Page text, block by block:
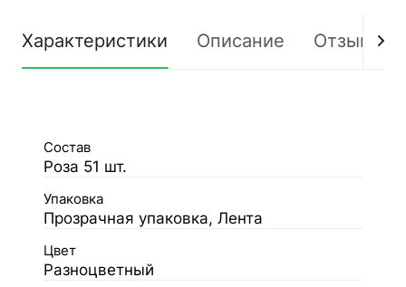
Характеристики Описание Отзывы
Состав
Роза 51 шт.
Упаковка
Прозрачная упаковка, Лента
Цвет
Разноцветный